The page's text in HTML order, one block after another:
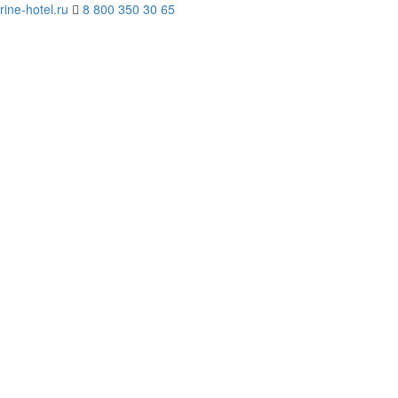
hotel.ru
8 800 350 30 65